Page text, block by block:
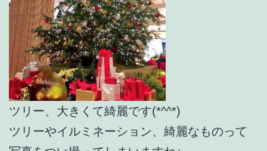
ツリー、大きくて綺麗です(*^^*)
ツリーやイルミネーション、綺麗なものって